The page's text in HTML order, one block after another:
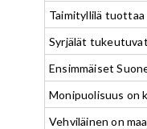
Taimityllilä tuottaa
Syrjälät
Ensimmäiset
Monipuolisuus on
Vehviläinen on